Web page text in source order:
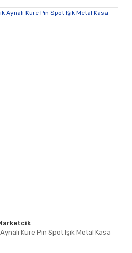
Küre Pin Spot Işık Metal Kasa